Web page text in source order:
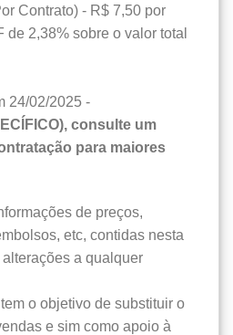
Contrato) - R$ 7,50 por
de 2,38% sobre o valor total
24/02/2025 -
consulte um
para maiores
de preços,
etc, contidas nesta
a qualquer
o objetivo de substituir o
e sim como apoio à